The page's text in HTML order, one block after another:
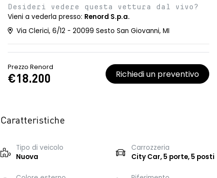
Desideri vedere questa vettura dal vivo?
Vieni a vederla presso: Renord S.p.a.
Via Clerici, 6/12 - 20099 Sesto San Giovanni, MI
Prezzo Renord
€18.200 Richiedi un preventivo
Caratteristiche
Tipo di veicolo
Nuova
Carrozzeria
City Car, 5 porte, 5 posti